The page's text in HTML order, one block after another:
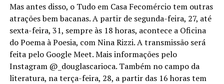
Mas antes disso, o Tudo em Casa Fecomércio tem outras
atrações bem bacanas. A partir de segunda-feira, 27, até
sexta-feira, 31, sempre às 18 horas, acontece a Oficina
do Poema à Poesia, com Nina Rizzi. A transmissão será
feita pelo Google Meet. Mais informações pelo
Instagram @_douglascarioca. Também no campo da
literatura, na terça-feira, 28, a partir das 16 horas tem